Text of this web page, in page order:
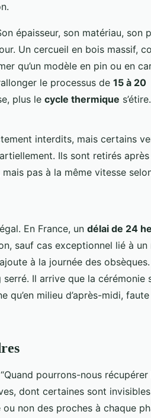
épaisseur, son matériau, son
Un cercueil en bois massif,
qu’un modèle en pin ou en
le processus de 15 à 20
plus le cycle thermique s’étire.
interdits, mais certains
Ils sont retirés après
pas à la même vitesse
En France, un délai de 24
sauf cas exceptionnel lié à un
à la journée des
Il arrive que la cérémonie
qu’en milieu d’après-midi,
pourrons-nous récupérer
dont certaines sont
non des proches à chaque